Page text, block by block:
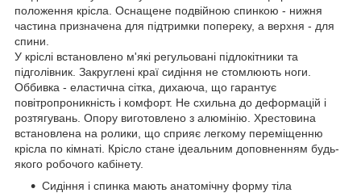
положення крісла. Оснащене подвійною спинкою - нижня
частина призначена для підтримки попереку, а верхня - для
спини.
У кріслі встановлено м'які регульовані підлокітники та
підголівник. Закруглені краї сидіння не стомлюють ноги.
Оббивка - еластична сітка, дихаюча, що гарантує
повітропроникність і комфорт. Не схильна до деформацій і
розтягувань. Опору виготовлено з алюмінію. Хрестовина
встановлена на ролики, що сприяє легкому переміщенню
крісла по кімнаті. Крісло стане ідеальним доповненням будь-
якого робочого кабінету.
Сидіння і спинка мають анатомічну форму тіла